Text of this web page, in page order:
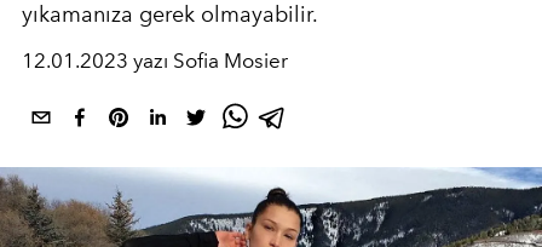
yıkamanıza gerek olmayabilir.
12.01.2023 yazı Sofia Mosier